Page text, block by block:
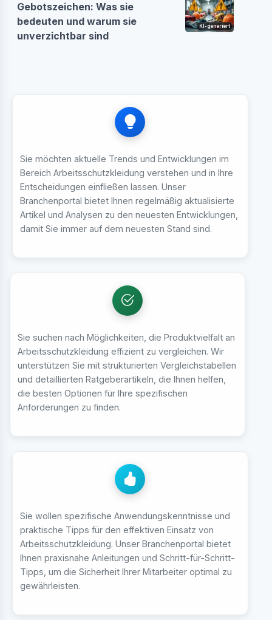
Gebotszeichen: Was sie
bedeuten und warum sie
unverzichtbar sind
KI-generiert
Sie möchten aktuelle Trends und Entwicklungen im
Bereich Arbeitsschutzkleidung verstehen und in Ihre
Entscheidungen einfließen lassen. Unser
Branchenportal bietet Ihnen regelmäßig aktualisierte
Artikel und Analysen zu den neuesten Entwicklungen,
damit Sie immer auf dem neuesten Stand sind.
Sie suchen nach Möglichkeiten, die Produktvielfalt an
Arbeitsschutzkleidung effizient zu vergleichen. Wir
unterstützen Sie mit strukturierten Vergleichstabellen
und detaillierten Ratgeberartikeln, die Ihnen helfen,
die besten Optionen für Ihre spezifischen
Anforderungen zu finden.
Sie wollen spezifische Anwendungskenntnisse und
praktische Tipps für den effektiven Einsatz von
Arbeitsschutzkleidung. Unser Branchenportal bietet
Ihnen praxisnahe Anleitungen und Schritt-für-Schritt-
Tipps, um die Sicherheit Ihrer Mitarbeiter optimal zu
gewährleisten.